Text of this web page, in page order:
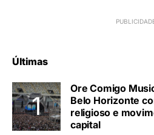
Últimas
Ore Comigo
Belo Horizonte
religioso e
capital